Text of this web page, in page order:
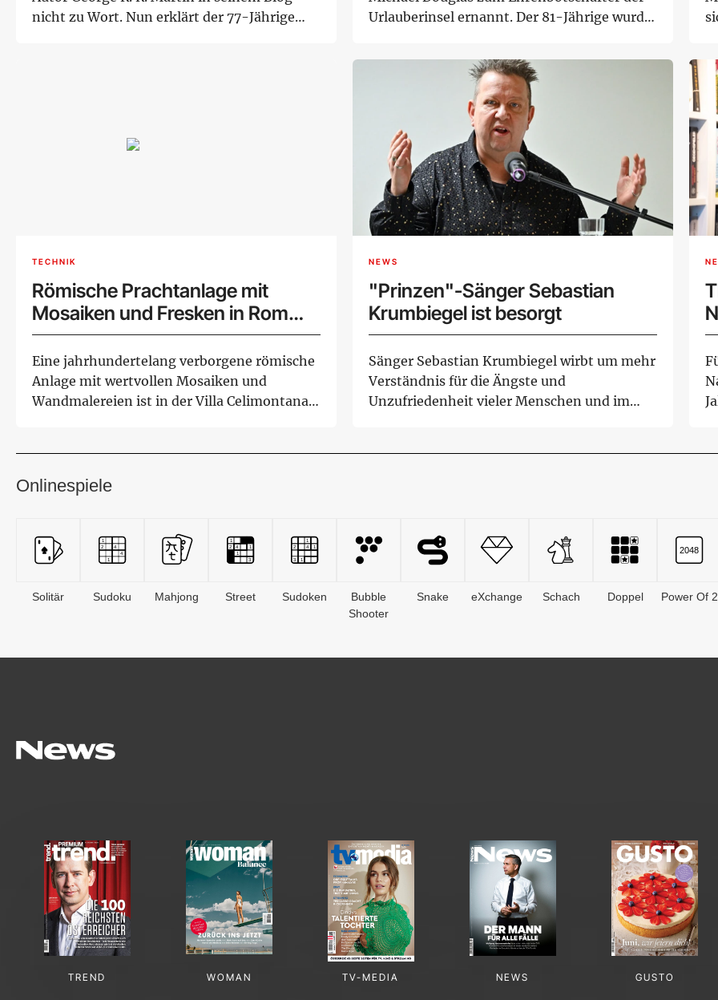
nicht zu Wort. Nun erklärt der 77-Jährige
Urlauberinsel ernannt. Der 81-Jährige wurde
TECHNIK
Römische Prachtanlage mit
Mosaiken und Fresken in Rom
entdeckt
Eine jahrhundertelang verborgene römische
Anlage mit wertvollen Mosaiken und
Wandmalereien ist in der Villa Celimontana
NEWS
"Prinzen"-Sänger Sebastian
Krumbiegel ist besorgt
Sänger Sebastian Krumbiegel wirbt um mehr
Verständnis für die Ängste und
Unzufriedenheit vieler Menschen und im
Onlinespiele
Solitär Sudoku Mahjong Street Sudoken
Bubble
Shooter
Snake eXchange Schach Doppel Power Of 2
TREND WOMAN TV-MEDIA NEWS GUSTO